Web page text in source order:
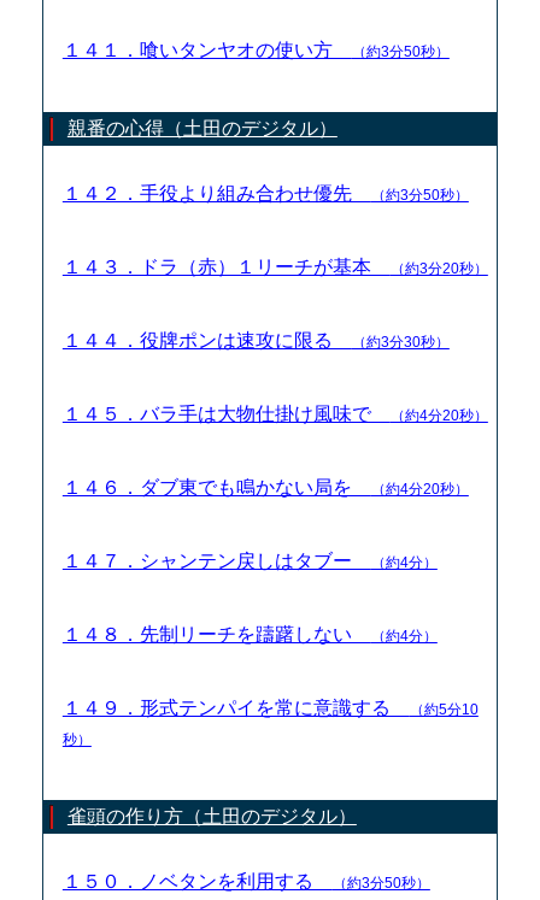
１４１．喰いタンヤオの使い方 （約3分50秒）
親番の心得（土田のデジタル）
１４２．手役より組み合わせ優先 （約3分50秒）
１４３．ドラ（赤）１リーチが基本 （約3分20秒）
１４４．役牌ポンは速攻に限る （約3分30秒）
１４５．バラ手は大物仕掛け風味で （約4分20秒）
１４６．ダブ東でも鳴かない局を （約4分20秒）
１４７．シャンテン戻しはタブー （約4分）
１４８．先制リーチを躊躇しない （約4分）
１４９．形式テンパイを常に意識する
（約5分10
秒）
雀頭の作り方（土田のデジタル）
１５０．ノベタンを利用する （約3分50秒）